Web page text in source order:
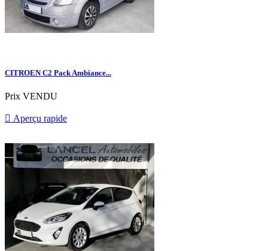
CITROEN C2 Pack Ambiance...
Prix VENDU
 Aperçu rapide